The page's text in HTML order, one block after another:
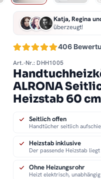
406
Katja, Regina
überzeugt!
Art.-Nr.: DHH1005
ALRONA
Heizstab 60
Seitlich offen
Handtücher seitlich
Heizstab inklusive
Der passende Heizstab
Ohne Heizungsrohr
Heizt elektrisch,